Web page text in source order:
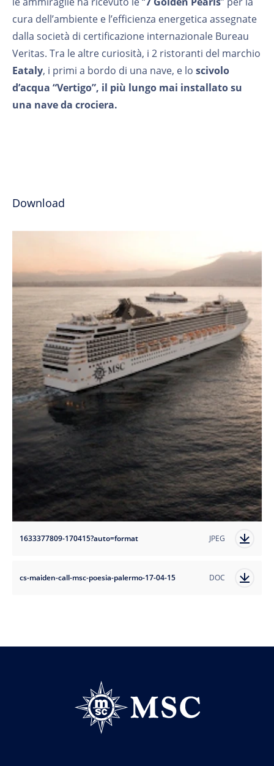
cura dell’ambiente e l’efficienza energetica assegnate
dalla società di certificazione internazionale Bureau
Veritas. Tra le altre curiosità, i 2 ristoranti del marchio
Eataly, i primi a bordo di una nave, e lo scivolo
d’acqua “Vertigo”, il più lungo mai installato su
una nave da crociera.
Download
1633377809-170415?auto=format JPEG
cs-maiden-call-msc-poesia-palermo-17-04-15 DOC